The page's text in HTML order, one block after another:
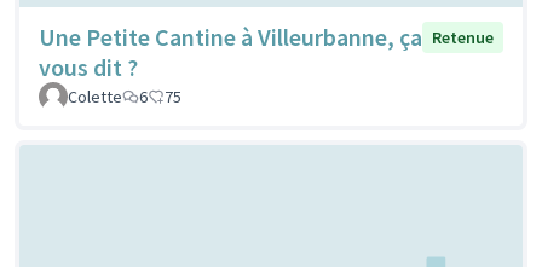
Une Petite Cantine à Villeurbanne, ça
vous dit ?
Retenue
Colette 6 75